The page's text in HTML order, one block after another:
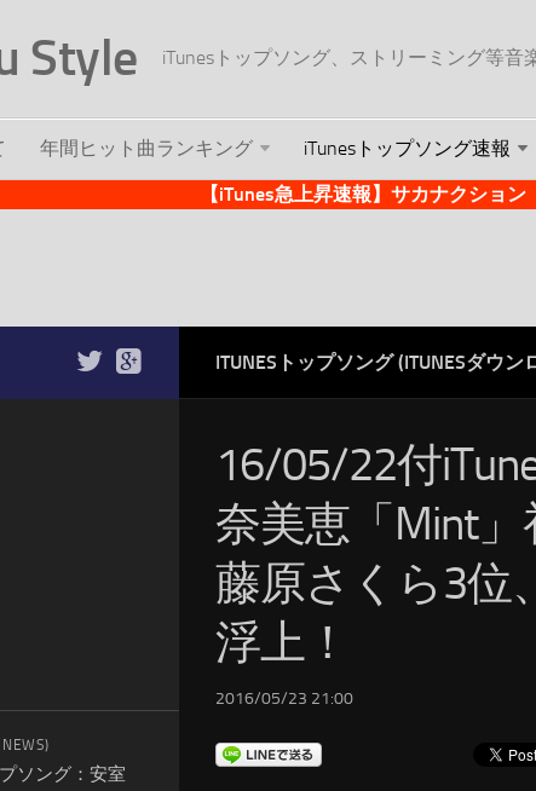
Style iTunesトップソング、ストリーミング等
年間ヒット曲ランキング iTunesトップソング速報
【iTunes急上昇速報】サカナクショ
ITUNESトップソング (ITUNESダウ
16/05/22付
奈美恵「Mint」
藤原さくら3位
浮上！
2016/05/23 21:00
ソング：安室